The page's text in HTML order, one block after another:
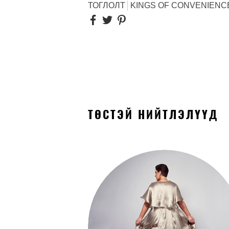
ТОГЛОЛТ KINGS OF
ТӨСТЭЙ НИЙТЛЭЛҮҮД